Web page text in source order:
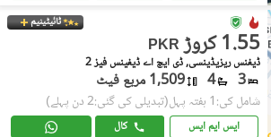
ٹائیٹینیم
PKR 1.55 کروڑ
ڈیفنس ریزیڈینسی, ڈی ایچ اے ڈیفینس فیز 2
3
4 1,509 مربع فیٹ
شامل کی:1 ہفتہ پہل (تبدیلی کی گئی:2 دن پہلے)
ایس ایم ایس کال